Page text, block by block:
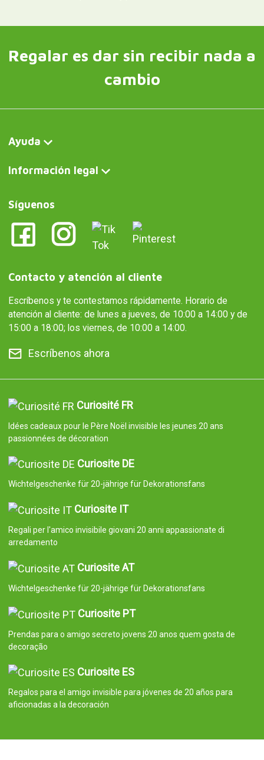
Regalar es dar sin recibir nada a
cambio
Ayuda
Información legal
Síguenos
Contacto y atención al cliente
Escríbenos y te contestamos rápidamente. Horario de
atención al cliente: de lunes a jueves, de 10:00 a 14:00 y de
15:00 a 18:00; los viernes, de 10:00 a 14:00.
Escríbenos ahora
Curiosité FR
Idées cadeaux pour le Père Noël invisible les jeunes 20 ans
passionnées de décoration
Curiosite DE
Wichtelgeschenke für 20-jährige für Dekorationsfans
Curiosite IT
Regali per l'amico invisibile giovani 20 anni appassionate di
arredamento
Curiosite AT
Wichtelgeschenke für 20-jährige für Dekorationsfans
Curiosite PT
Prendas para o amigo secreto jovens 20 anos quem gosta de
decoração
Curiosite ES
Regalos para el amigo invisible para jóvenes de 20 años para
aficionadas a la decoración